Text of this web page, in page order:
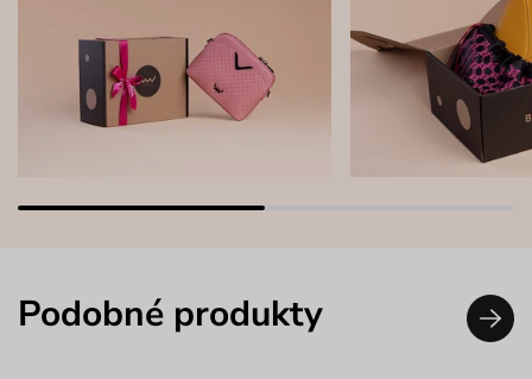
Podobné produkty